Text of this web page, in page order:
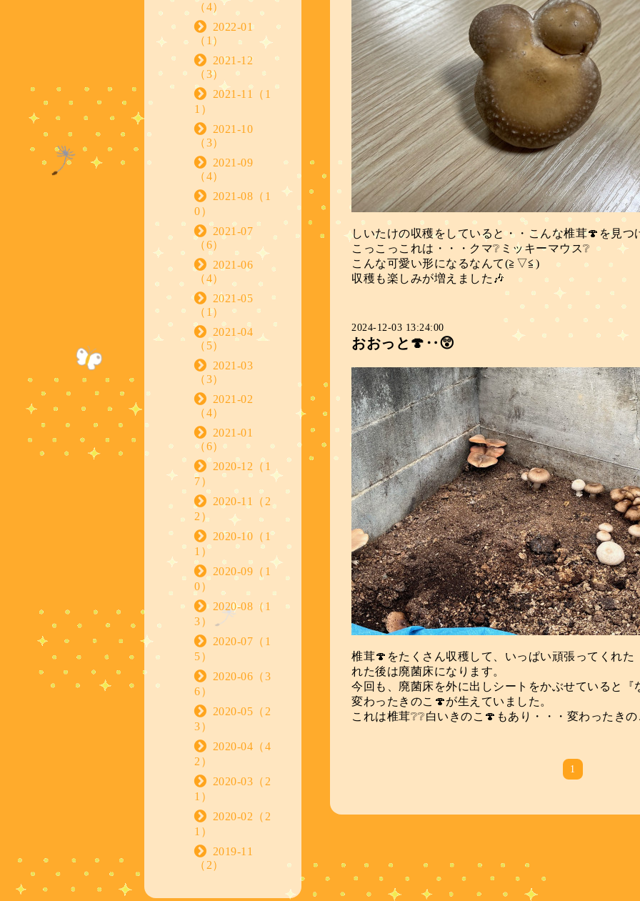
しいたけの収穫をしていると・・こんな椎茸🍄を見つ
こっこっこれは・・・クマ❔ミッキーマウス❔
こんな可愛い形になるなんて(≧▽≦)
収穫も楽しみが増えました🎶
2024-12-03 13:24:00
おおっと🍄‥😲
椎茸🍄をたくさん収穫して、いっぱい頑張ってくれた
れた後は廃菌床になります。
今回も、廃菌床を外に出しシートをかぶせていると『
変わったきのこ🍄が生えていました。
これは椎茸❔❔白いきのこ🍄もあり・・・変わったき
1
（4）
2022-01
（1）
2021-12
（3）
2021-11（1
1）
2021-10
（3）
2021-09
（4）
2021-08（1
0）
2021-07
（6）
2021-06
（4）
2021-05
（1）
2021-04
（5）
2021-03
（3）
2021-02
（4）
2021-01
（6）
2020-12（1
7）
2020-11（2
2）
2020-10（1
1）
2020-09（1
0）
2020-08（1
3）
2020-07（1
5）
2020-06（3
6）
2020-05（2
3）
2020-04（4
2）
2020-03（2
1）
2020-02（2
1）
2019-11
（2）